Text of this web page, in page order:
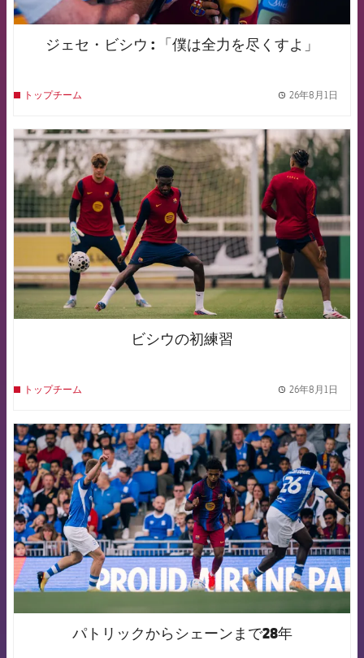
ジェセ・ビシウ : 「僕は全力を尽くすよ」
トップチーム 26年8月1日
FCB Barcelona badge
ビシウの初練習
トップチーム 26年8月1日
FCB Barcelona badge
パトリックからシェーンまで28年